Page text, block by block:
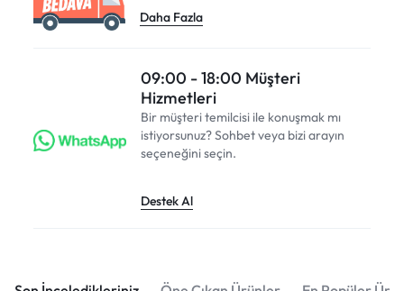
Daha Fazla
09:00 - 18:00 Müşteri
Hizmetleri
Bir müşteri temilcisi ile konuşmak mı
istiyorsunuz? Sohbet veya bizi arayın
seçeneğini seçin.
Destek Al